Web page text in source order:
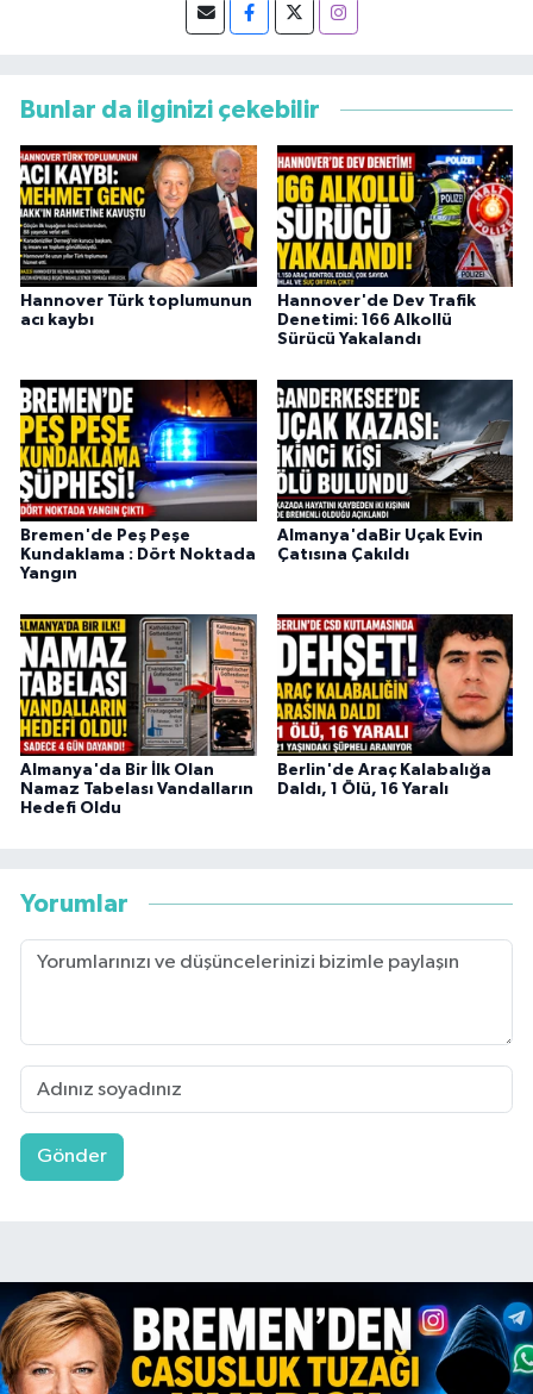
Bunlar da ilginizi çekebilir
Hannover Türk toplumunun
acı kaybı
Hannover'de Dev Trafik
Denetimi: 166 Alkollü
Sürücü Yakalandı
Bremen'de Peş Peşe
Kundaklama : Dört Noktada
Yangın
Almanya'daBir Uçak Evin
Çatısına Çakıldı
Almanya'da Bir İlk Olan
Namaz Tabelası Vandalların
Hedefi Oldu
Berlin'de Araç Kalabalığa
Daldı, 1 Ölü, 16 Yaralı
Yorumlar
Gönder